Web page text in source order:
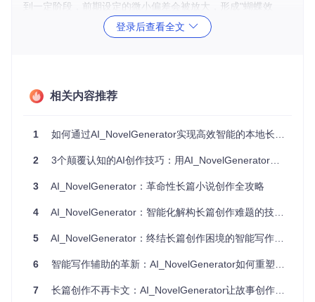
到一定阶段，前期设定的微小偏差会被放大，形成"蝴蝶效
应"。例如某奇幻小说作者在创作第15章时发现，第3章中设定
的魔法规则与当前情节冲突，不得不回溯修改近3万字内容，
实现情节自动衔接
无法清晰记得具体细节。
遗漏关键信息。
量检索技术，系统自动识别并提取相关伏笔内容，在写作界面
t_relevant_context_from_vector_store函数实现，基
创作场景：构建一个性格内向的主角，但在紧张情节中误写成
外向反应。
传统问题：依赖作者记忆或手动检查，角色性格偏差发现率不
登录后查看全文
相关内容推荐
1 如何通过AI_NovelGenerator实现高效智能的本地长篇小说创作？
2 3个颠覆认知的AI创作技巧：用AI_NovelGenerator打造连贯长篇故事
3 AI_NovelGenerator：革命性长篇小说创作全攻略
4 AI_NovelGenerator：智能化解构长篇创作难题的技术实践
5 AI_NovelGenerator：终结长篇创作困境的智能写作革新方案
6 智能写作辅助的革新：AI_NovelGenerator如何重塑长篇创作流程
7 长篇创作不再卡文：AI_NovelGenerator让故事创作如行云流水